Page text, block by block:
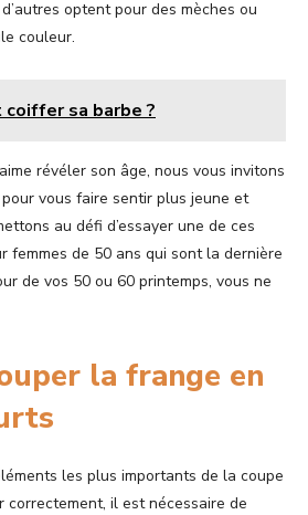
optent pour des mèches ou
couleur.
coiffer sa barbe ?
révéler son âge, nous vous invitons
vous faire sentir plus jeune et
au défi d’essayer une de ces
femmes de 50 ans qui sont la dernière
de vos 50 ou 60 printemps, vous ne
la frange en
les plus importants de la coupe
il est nécessaire de